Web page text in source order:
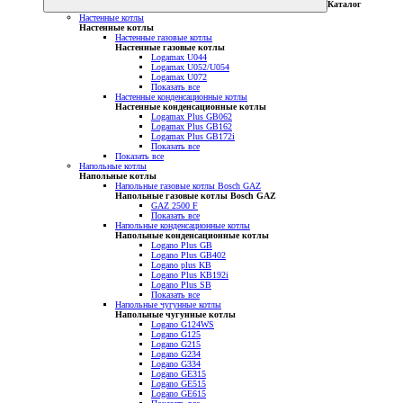
Каталог
Настенные котлы
Настенные котлы
Настенные газовые котлы
Настенные газовые котлы
Logamax U044
Logamax U052/U054
Logamax U072
Показать все
Настенные конденсационные котлы
Настенные конденсационные котлы
Logamax Plus GB062
Logamax Plus GB162
Logamax Plus GB172i
Показать все
Показать все
Напольные котлы
Напольные котлы
Напольные газовые котлы Bosch GAZ
Напольные газовые котлы Bosch GAZ
GAZ 2500 F
Показать все
Напольные конденсационные котлы
Напольные конденсационные котлы
Logano Plus GB
Logano Plus GB402
Logano plus KB
Logano Plus KB192i
Logano Plus SB
Показать все
Напольные чугунные котлы
Напольные чугунные котлы
Logano G124WS
Logano G125
Logano G215
Logano G234
Logano G334
Logano GE315
Logano GE515
Logano GE615